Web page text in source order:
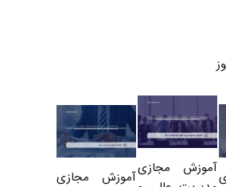
آموزش مجازیآموزش مجازی